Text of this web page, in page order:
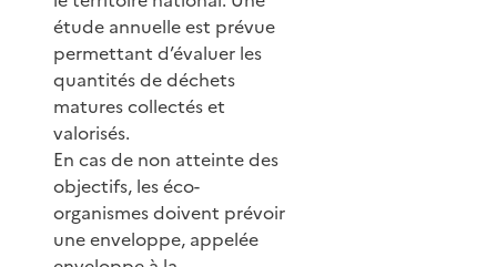
étude annuelle est prévue
permettant d’évaluer les
quantités de déchets
matures collectés et
valorisés.
En cas de non atteinte des
objectifs, les éco-
organismes doivent prévoir
une enveloppe, appelée